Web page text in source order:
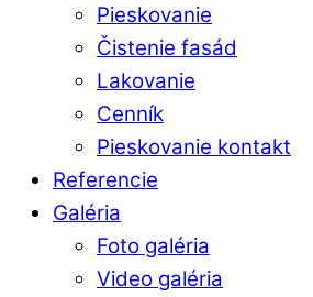
Pieskovanie
Čistenie fasád
Lakovanie
Cenník
Pieskovanie kontakt
Referencie
Galéria
Foto galéria
Video galéria